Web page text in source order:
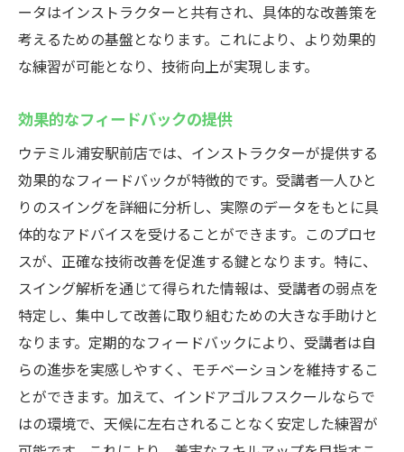
ータはインストラクターと共有され、具体的な改善策を
考えるための基盤となります。これにより、より効果的
な練習が可能となり、技術向上が実現します。
効果的なフィードバックの提供
ウテミル浦安駅前店では、インストラクターが提供する
効果的なフィードバックが特徴的です。受講者一人ひと
りのスイングを詳細に分析し、実際のデータをもとに具
体的なアドバイスを受けることができます。このプロセ
スが、正確な技術改善を促進する鍵となります。特に、
スイング解析を通じて得られた情報は、受講者の弱点を
特定し、集中して改善に取り組むための大きな手助けと
なります。定期的なフィードバックにより、受講者は自
らの進歩を実感しやすく、モチベーションを維持するこ
とができます。加えて、インドアゴルフスクールならで
はの環境で、天候に左右されることなく安定した練習が